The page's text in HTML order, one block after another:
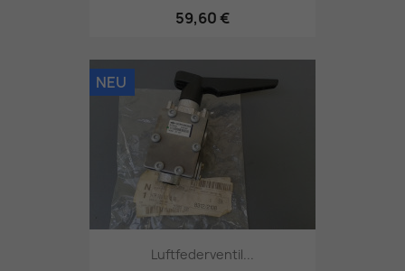
59,60 €
Luftfederventil...
NEU